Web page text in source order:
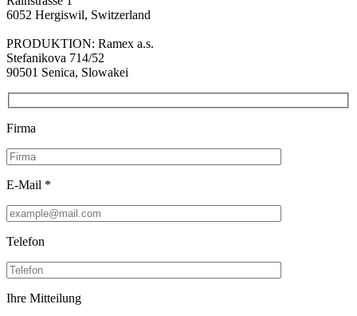
6052 Hergiswil, Switzerland
PRODUKTION: Ramex a.s.
Stefanikova 714/52
90501 Senica, Slowakei
Firma
E-Mail *
Telefon
Ihre Mitteilung